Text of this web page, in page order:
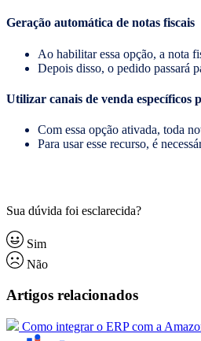
Geração automática de notas fiscais
Ao habilitar essa opção, a nota
Depois disso, o pedido passará
Utilizar canais de venda específicos
Com essa opção ativada, toda
Para usar esse recurso, é
Sua dúvida foi esclarecida?
Sim
Não
Artigos relacionados
Como integrar o ERP com a